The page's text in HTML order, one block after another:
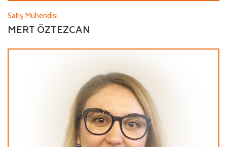
Satış Mühendisi
MERT ÖZTEZCAN